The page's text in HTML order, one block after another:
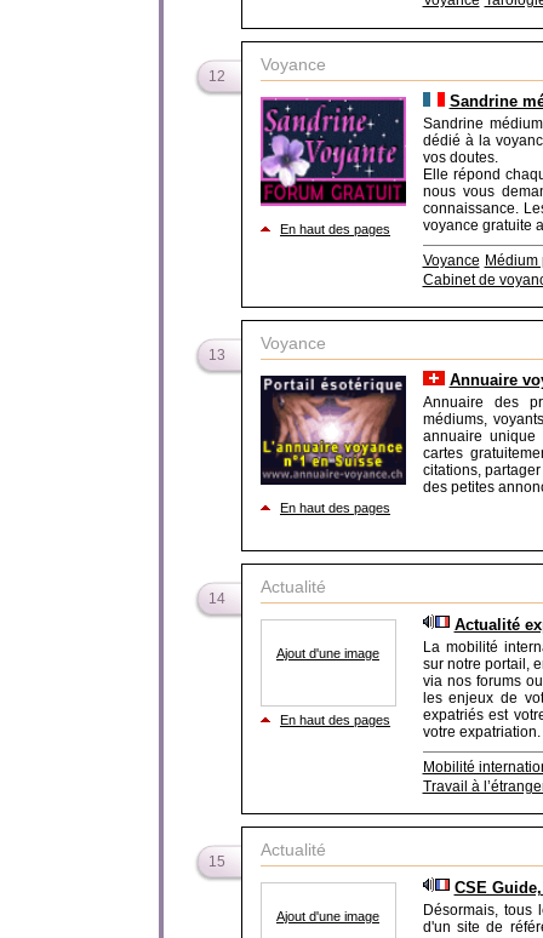
12
Voyance
En haut des pages
Sandrine
Sandrine
dédié à la
vos doutes.
Elle répond
nous vous
connaissance.
voyance gratuite
Voyance Médium
Cabinet de
13
Voyance
En haut des pages
Annuaire
Annuaire des
médiums,
annuaire
cartes
citations,
des petites
14
Actualité
Ajout d'une image
En haut des pages
Actualité
La mobilité
sur notre portail,
via nos forums
les enjeux de
expatriés est
votre expatriation.
Mobilité
Travail à
15
Actualité
Ajout d'une image
CSE
Désormais, tous
d'un site de